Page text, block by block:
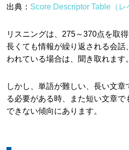
出典： Score Descriptor Table（レ
リスニングは、275～370点を取
長くても情報が繰り返される会話
われている場合は、聞き取れます。
しかし、単語が難しい、長い文
る必要がある時、また短い文章
できない傾向にあります。